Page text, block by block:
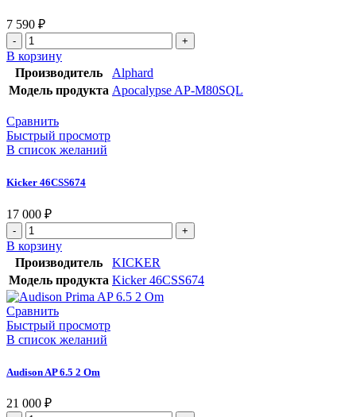
7 590 ₽
В корзину
Производитель
Alphard
Модель продукта Apocalypse AP-M80SQL
Сравнить
Быстрый просмотр
В список желаний
Kicker 46CSS674
17 000 ₽
В корзину
Производитель
KICKER
Модель продукта Kicker 46CSS674
Сравнить
Быстрый просмотр
В список желаний
Audison AP 6.5 2 Om
21 000 ₽